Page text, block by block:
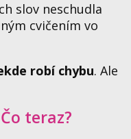
slov neschudla
cvičením vo
robí chybu. Ale
teraz?